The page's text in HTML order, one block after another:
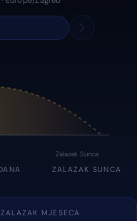
Zalazak Sunca
ZALAZAK SUNCA
ZALAZAK MJESECA